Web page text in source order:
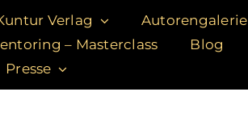
Verlag
Autorengalerie
– Masterclass Blog
Presse